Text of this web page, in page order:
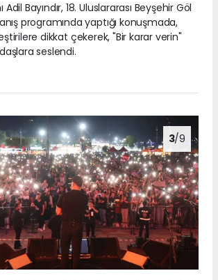
Bayındır, 18. Uluslararası Beyşehir Göl
programında yaptığı konuşmada,
dikkat çekerek, "Bir karar verin"
seslendi.
3/9